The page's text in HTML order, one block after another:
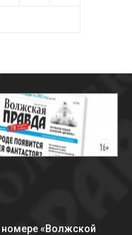
номере «Волжской